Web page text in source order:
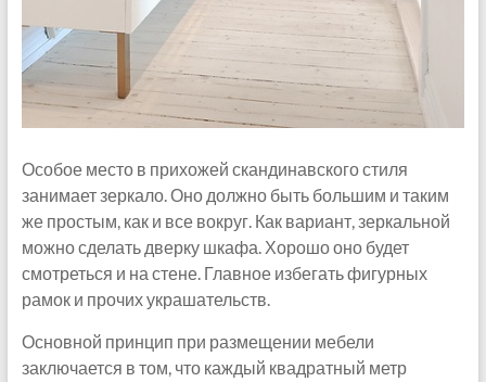
Особое место в прихожей скандинавского стиля
занимает зеркало. Оно должно быть большим и таким
же простым, как и все вокруг. Как вариант, зеркальной
можно сделать дверку шкафа. Хорошо оно будет
смотреться и на стене. Главное избегать фигурных
рамок и прочих украшательств.
Основной принцип при размещении мебели
заключается в том, что каждый квадратный метр